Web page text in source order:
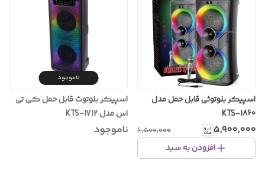
اسپیکر بلوتوثی قابل حمل مدل
KTS-1860
۵٬۹۰۰٬۰۰۰ ۶٬۵۰۰٬۰۰۰
افزودن به سبد
ناموجود
اسپیکر بلوتوث قابل حمل کی تی
اس مدل KTS-1712
ناموجود